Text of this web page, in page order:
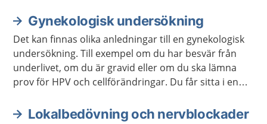
Gynekologisk undersökning
Det kan finnas olika anledningar till en gynekologisk
undersökning. Till exempel om du har besvär från
underlivet, om du är gravid eller om du ska lämna
prov för HPV och cellförändringar. Du får sitta i en
undersökningen.
Lokalbedövning och nervblockader